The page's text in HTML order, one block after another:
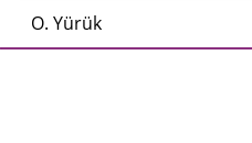
O. Yürük